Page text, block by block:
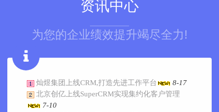
资讯中心
为您的企业绩效提升竭尽全力!
灿煜集团上线CRM,打造先进工作平台
8-17
北京创亿上线SuperCRM实现集约化客户管理
7-10